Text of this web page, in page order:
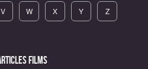
V W X Y Z
Films